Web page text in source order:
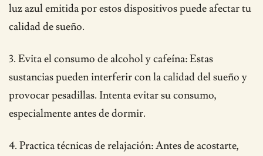
luz azul emitida por estos dispositivos puede afectar tu
calidad de sueño.
3. Evita el consumo de alcohol y cafeína: Estas
sustancias pueden interferir con la calidad del sueño y
provocar pesadillas. Intenta evitar su consumo,
especialmente antes de dormir.
4. Practica técnicas de relajación: Antes de acostarte,